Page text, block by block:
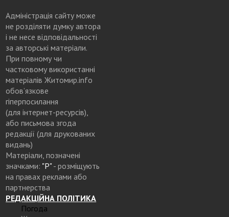
Адміністрація сайту може
не розділяти думку автора
і не несе відповідальності
за авторські матеріали.
При повному чи
частковому використанні
матеріалів Житомир.info
обов’язкове
гіперпосилання
(для інтернет-ресурсів),
або письмова згода
редакції (для друкованих
видань)
Матеріали, позначені
значками: "Р"- розміщують
на правах реклами або
партнерства
РЕДАКЦІЙНА ПОЛІТИКА
Погода